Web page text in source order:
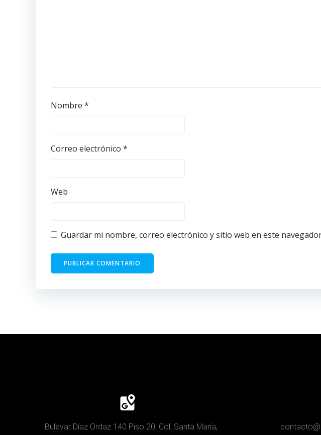
Nombre *
Correo electrónico *
Web
Guardar mi nombre, correo electrónico y sitio web en este
Bulevar Díaz Ordaz 140 Piso 20, Col, Santa María,